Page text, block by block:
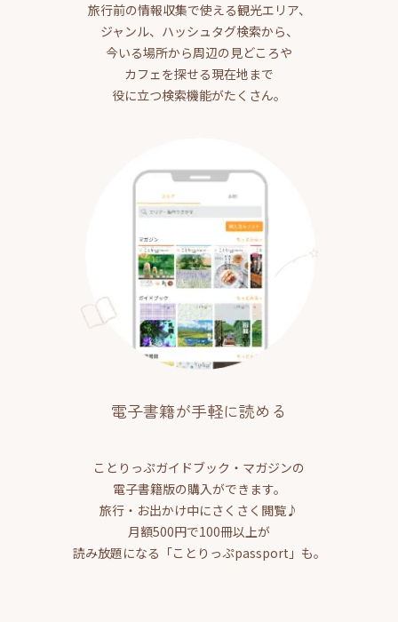
旅行前の情報収集で使える観光エリア、
ジャンル、ハッシュタグ検索から、
今いる場所から周辺の見どころや
カフェを探せる現在地まで
役に立つ検索機能がたくさん。
電子書籍が手軽に読める
ことりっぷガイドブック・マガジンの
電子書籍版の購入ができます。
旅行・お出かけ中にさくさく閲覧♪
月額500円で100冊以上が
読み放題になる「ことりっぷpassport」も。